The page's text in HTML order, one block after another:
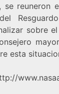
se reuneron
sobre
esta